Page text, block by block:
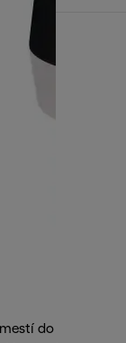
do